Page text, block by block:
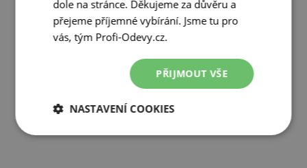
dole na stránce. Děkujeme za důvěru a
přejeme příjemné vybírání. Jsme tu pro
vás, tým Profi-Odevy.cz.
PŘIJMOUT VŠE
NASTAVENÍ COOKIES